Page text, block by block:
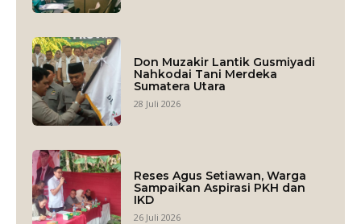
Don Muzakir Lantik Gusmiyadi
Nahkodai Tani Merdeka
Sumatera Utara
28 Juli 2026
Reses Agus Setiawan, Warga
Sampaikan Aspirasi PKH dan
IKD
26 Juli 2026